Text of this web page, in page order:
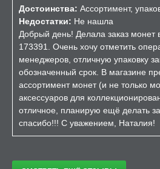
Достоинства: Ассортимент,
Недостатки: Не нашла
Добрый день! Делала заказ монет
173391. Очень хочу отметить
менеджеров, отличную упаковку
обозначенный срок. В магазине
ассортимент монет (и не только
аксессуаров для
отличное, планирую ещё делать
спасибо!!! С уважением, Наталия!